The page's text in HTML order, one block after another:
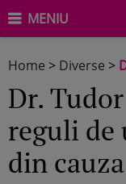
MENIU
Home > Diverse >
Dr.
reguli de
din